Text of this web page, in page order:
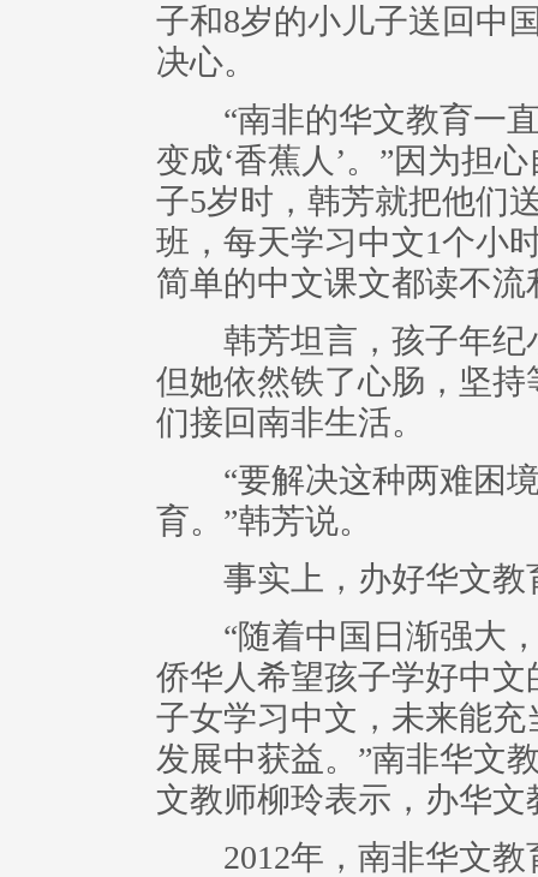
子和8岁的小儿子送回中
决心。
“南非的华文教育一直
变成‘香蕉人’。”因为担
子5岁时，韩芳就把他们
班，每天学习中文1个小
简单的中文课文都读不
韩芳坦言，孩子年纪
但她依然铁了心肠，坚
们接回南非生活。
“要解决这种两难困境
育。”韩芳说。
事实上，办好华文教
“随着中国日渐强大，
侨华人希望孩子学好中
子女学习中文，未来能
发展中获益。”南非华文
文教师柳玲表示，办华
2012年，南非华文教